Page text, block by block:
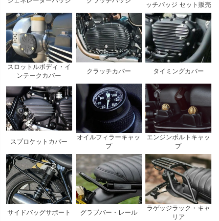
ッチバッジ セット販売
スロットルボディ・イ
ンテークカバー
クラッチカバー タイミングカバー
スプロケットカバー
オイルフィラーキャッ
プ
エンジンボルトキャッ
プ
サイドバッグサポート グラブバー・レール
ラゲッジラック・キャ
リア